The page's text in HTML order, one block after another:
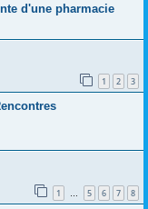
d'une pharmacie
1 2 3
1 … 5 6 7 8